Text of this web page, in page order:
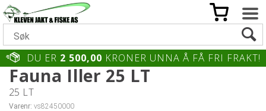
DU ER 2 500,00 KRONER UNNA Å FÅ FRI FRAKT!
Fauna Iller 25 LT
25 LT
Varenr: vs82450000